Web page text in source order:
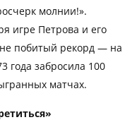
молнии!».
игре Петрова и его
побитый рекорд — на
года забросила 100
матчах.